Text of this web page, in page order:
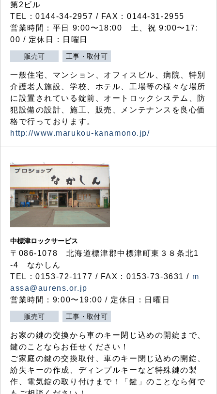
第2ビル
TEL：0144-34-2957 / FAX：0144-31-2955
営業時間：平日 9:00〜18:00 土、祝 9:00〜17:
00 / 定休日：日曜日
販売可 工事・取付可
一般住宅、マンション、オフィスビル、病院、特別
介護老人施設、学校、ホテル、工場等の様々な場所
に設置されている錠前、オートロックシステム、防
犯設備の設計、施工、販売、メンテナンスを良心価
格で行っております。
http://www.marukou-kanamono.jp/
中標津ロックサービス
〒086-1078 北海道標津郡中標津町東３８条北1
-4 なかしん
TEL：0153-72-1177 / FAX：0153-73-3631 / m
assa@aurens.or.jp
営業時間：9:00〜19:00 / 定休日：日曜日
販売可 工事・取付可
お家の鍵の交換から車のキー閉じ込めの開錠まで、
鍵のことならお任せください！
ご家庭の鍵の交換取付、車のキー閉じ込めの開錠、
紛失キーの作成、ディンプルキーなど特殊鍵の製
作、電気錠の取り付けまで！「鍵」のことなら何で